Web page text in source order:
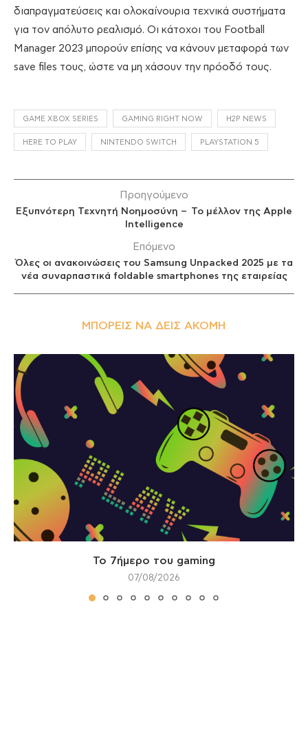
διαπραγματεύσεις και ολοκαίνουρια τεχνικά συστήματα
για τον απόλυτο ρεαλισμό. Οι κάτοχοι του Football
Manager 2023 μπορούν επίσης να κάνουν μεταφορά των
save files τους, ώστε να μη χάσουν την πρόοδό τους.
GAME XBOX SERIES GAMING RIGHT NOW H2P NEWS
HERE TO PLAY NINTENDO SWITCH PLAYSTATION 5
Προηγούμενο
Εξυπνότερη Τεχνητή Νοημοσύνη – Το μέλλον της Apple
Intelligence
Επόμενο
Όλες οι ανακοινώσεις του Samsung Unpacked 2025 με τα
νέα συναρπαστικά foldable smartphones της εταιρείας
ΜΠΟΡΕΊΣ ΝΑ ΔΕΙΣ ΑΚΌΜΗ
Το 7ήμερο του gaming
07/08/2026